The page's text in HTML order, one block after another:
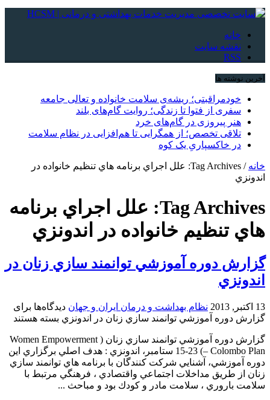
خانه
نقشه سایت
RSS
آخرین نوشته ها
خودمراقبتی؛ ریشه‌ی سلامت خانواده و تعالی جامعه
سفری از فتوا تا زندگی؛ روایت گام‌های بلند
هنر پیروزی در گام‌های خرد
تلاقی تخصص؛ از همگرایی تا هم‌افزایی در نظام سلامت
در خاکسپاریِ یک کوه
خانه /
Tag Archives: علل اجراي برنامه هاي تنظيم خانواده در
اندونزي
Tag Archives: علل اجراي برنامه
هاي تنظيم خانواده در اندونزي
گزارش دوره آموزشي توانمند سازي زنان در
اندونزي
13 اکتبر, 2013 نظام بهداشت و درمان ایران و جهان دیدگاه‌ها برای
گزارش دوره آموزشي توانمند سازي زنان در اندونزي بسته هستند
گزارش دوره آموزشي توانمند سازي زنان ( Women Empowerment
– Colombo Plan) 15-23 ستامبر، اندونزي : هدف اصلي برگزاري اين
دوره آموزشي، آشنايي شركت كنندگان با برنامه هاي توانمند سازي
زنان از طريق مداخلات اجتماعي واقتصادي ، فرهنگي مرتبط با
سلامت باروري ، سلامت مادر و كودك بود و مباحث ...